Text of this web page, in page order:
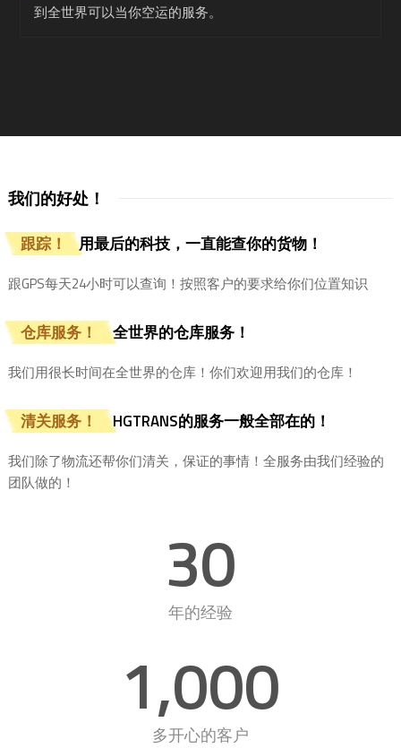
到全世界可以当你空运的服务。
我们的好处！
跟踪！ 用最后的科技，一直能查你的货物！
跟GPS每天24小时可以查询！按照客户的要求给你们位置知识
仓库服务！ 全世界的仓库服务！
我们用很长时间在全世界的仓库！你们欢迎用我们的仓库！
清关服务！ HGTRANS的服务一般全部在的！
我们除了物流还帮你们清关，保证的事情！全服务由我们经验的
团队做的！
30
年的经验
1,000
多开心的客户